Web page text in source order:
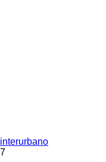
interurbano
7